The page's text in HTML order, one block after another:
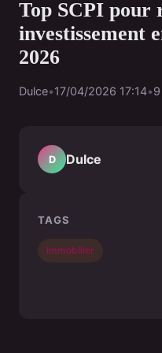
Top SCPI pour
investissement
2026
Dulce•17/04/2026 17:14•
D Dulce
TAGS
immobilier